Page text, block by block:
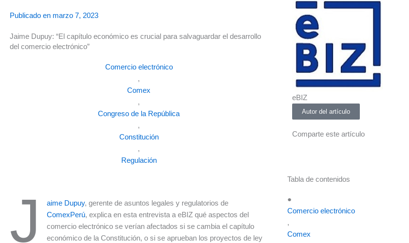
Publicado en marzo 7, 2023
Jaime Dupuy: “El capítulo económico es crucial para salvaguardar el desarrollo
del comercio electrónico”
Comercio electrónico
,
Comex
,
Congreso de la República
,
Constitución
,
Regulación
J aime Dupuy, gerente de asuntos legales y regulatorios de
ComexPerú, explica en esta entrevista a eBIZ qué aspectos del
comercio electrónico se verían afectados si se cambia el capítulo
económico de la Constitución, o si se aprueban los proyectos de ley
eBIZ
Autor del artículo
Comparte este artículo
Tabla de contenidos
●
Comercio electrónico
,
Comex